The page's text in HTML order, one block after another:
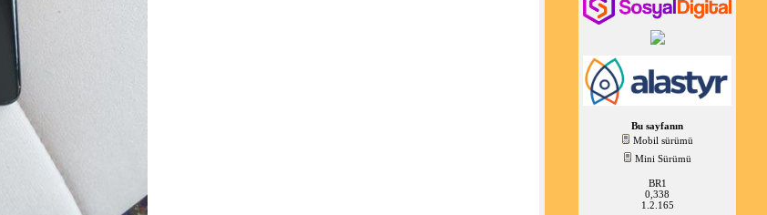
Bu sayfanın
Mobil sürümü
Mini Sürümü
BR1
0,338
1.2.165